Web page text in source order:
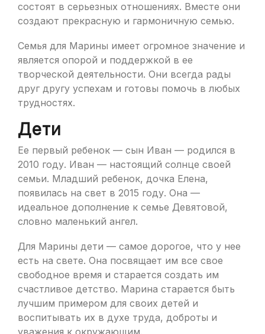
состоят в серьезных отношениях. Вместе они
создают прекрасную и гармоничную семью.
Семья для Марины имеет огромное значение и
является опорой и поддержкой в ее
творческой деятельности. Они всегда рады
друг другу успехам и готовы помочь в любых
трудностях.
Дети
Ее первый ребенок — сын Иван — родился в
2010 году. Иван — настоящий солнце своей
семьи. Младший ребенок, дочка Елена,
появилась на свет в 2015 году. Она —
идеальное дополнение к семье Девятовой,
словно маленький ангел.
Для Марины дети — самое дорогое, что у нее
есть на свете. Она посвящает им все свое
свободное время и старается создать им
счастливое детство. Марина старается быть
лучшим примером для своих детей и
воспитывать их в духе труда, доброты и
уважения к окружающим.